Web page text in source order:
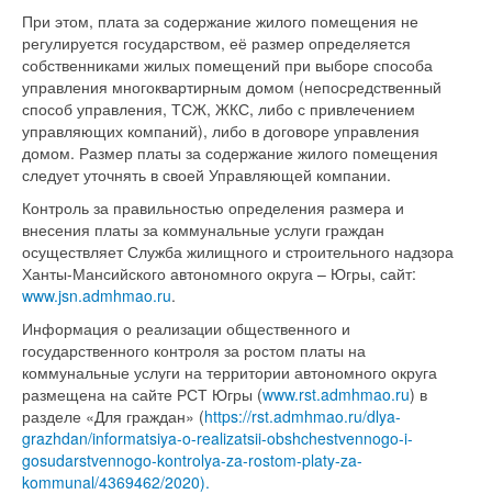
При этом, плата за содержание жилого помещения не
регулируется государством, её размер определяется
собственниками жилых помещений при выборе способа
управления многоквартирным домом (непосредственный
способ управления, ТСЖ, ЖКС, либо с привлечением
управляющих компаний), либо в договоре управления
домом. Размер платы за содержание жилого помещения
следует уточнять в своей Управляющей компании.
Контроль за правильностью определения размера и
внесения платы за коммунальные услуги граждан
осуществляет Служба жилищного и строительного надзора
Ханты-Мансийского автономного округа – Югры, сайт:
www.jsn.admhmao.ru.
Информация о реализации общественного и
государственного контроля за ростом платы на
коммунальные услуги на территории автономного округа
размещена на сайте РСТ Югры (www.rst.admhmao.ru) в
разделе «Для граждан» (https://rst.admhmao.ru/dlya-
grazhdan/informatsiya-o-realizatsii-obshchestvennogo-i-
gosudarstvennogo-kontrolya-za-rostom-platy-za-
kommunal/4369462/2020).